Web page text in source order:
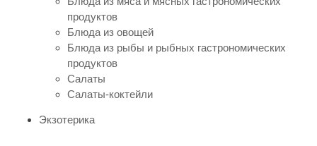
продуктов
Блюда из овощей
Блюда из рыбы и рыбных гастрономических
продуктов
Салаты
Салаты-коктейли
Экзотерика